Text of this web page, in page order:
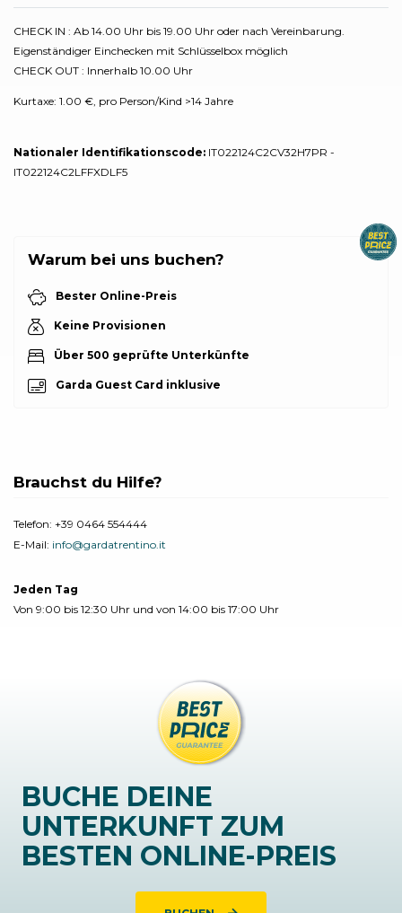
CHECK IN : Ab 14.00 Uhr bis 19.00 Uhr oder nach Vereinbarung.
Eigenständiger Einchecken mit Schlüsselbox möglich
CHECK OUT : Innerhalb 10.00 Uhr
Kurtaxe: 1.00 €, pro Person/Kind >14 Jahre
Nationaler Identifikationscode: IT022124C2CV32H7PR -
IT022124C2LFFXDLF5
Warum bei uns buchen?
Bester Online-Preis
Keine Provisionen
Über 500 geprüfte Unterkünfte
Garda Guest Card inklusive
Brauchst du Hilfe?
Telefon: +39 0464 554444
E-Mail: info@gardatrentino.it
Jeden Tag
Von 9:00 bis 12:30 Uhr und von 14:00 bis 17:00 Uhr
BUCHE DEINE
UNTERKUNFT ZUM
BESTEN ONLINE-PREIS